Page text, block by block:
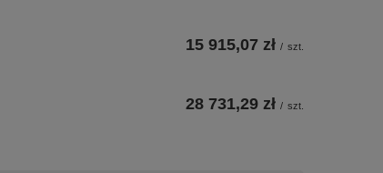
15 915,07 zł / szt.
28 731,29 zł / szt.